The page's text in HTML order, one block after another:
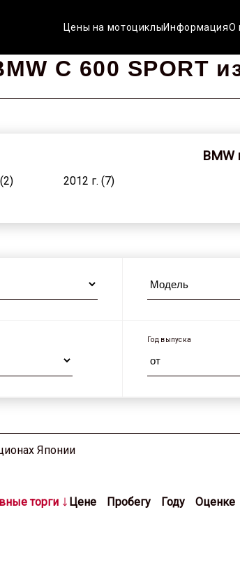
Цены на мотоциклыИнформацияО
C 600 SPORT
BMW
2012 г. (7)
Год выпуска
Японии
торги Цене Пробегу Году Оценке